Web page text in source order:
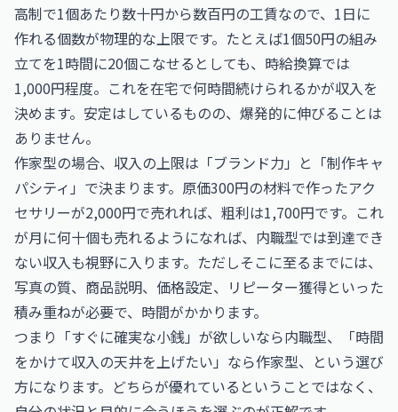
高制で1個あたり数十円から数百円の工賃なので、1日に
作れる個数が物理的な上限です。たとえば1個50円の組み
立てを1時間に20個こなせるとしても、時給換算では
1,000円程度。これを在宅で何時間続けられるかが収入を
決めます。安定はしているものの、爆発的に伸びることは
ありません。
作家型の場合、収入の上限は「ブランド力」と「制作キャ
パシティ」で決まります。原価300円の材料で作ったアク
セサリーが2,000円で売れれば、粗利は1,700円です。これ
が月に何十個も売れるようになれば、内職型では到達でき
ない収入も視野に入ります。ただしそこに至るまでには、
写真の質、商品説明、価格設定、リピーター獲得といった
積み重ねが必要で、時間がかかります。
つまり「すぐに確実な小銭」が欲しいなら内職型、「時間
をかけて収入の天井を上げたい」なら作家型、という選び
方になります。どちらが優れているということではなく、